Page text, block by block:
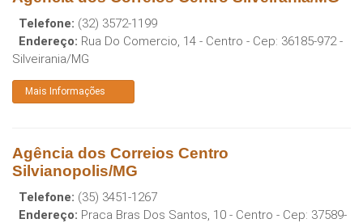
Telefone: (32) 3572-1199
Endereço: Rua Do Comercio, 14 - Centro - Cep: 36185-972-
Silveirania/MG
Mais Informações
Agência dos Correios Centro
Silvianopolis/MG
Telefone: (35) 3451-1267
Endereço: Praca Bras Dos Santos, 10 - Centro - Cep: 37589-